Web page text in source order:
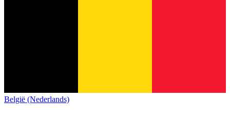
België (Nederlands)